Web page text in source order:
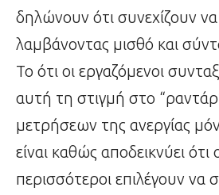
δηλώνουν ότι συνεχίζουν να
λαμβάνοντας μισθό και
Το ότι οι εργαζόμενοι
αυτή τη στιγμή στο
μετρήσεων της ανεργίας
είναι καθώς αποδεικνύει ότι
περισσότεροι επιλέγουν να